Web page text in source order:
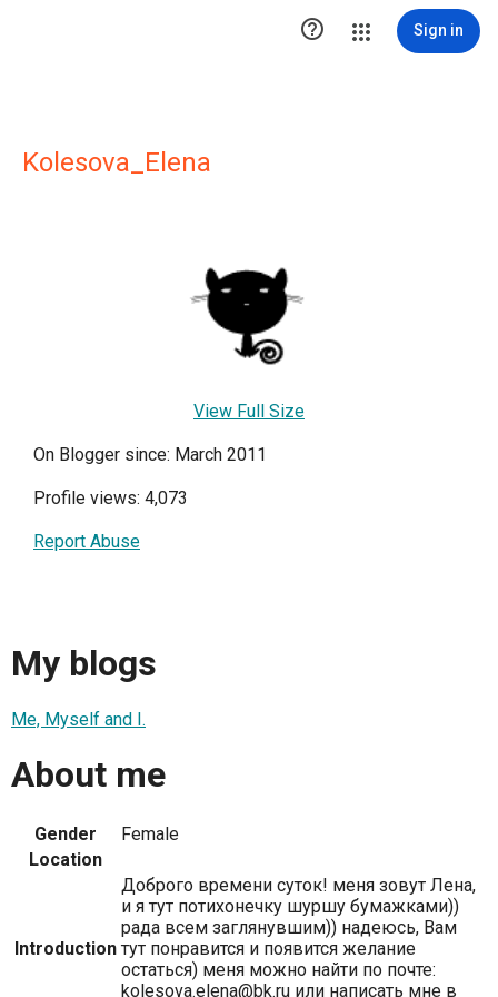
 Sign in
Kolesova_Elena
View Full Size
On Blogger since: March 2011
Profile views: 4,073
Report Abuse
My blogs
Me, Myself and I.
About me
Gender
Female
Location
Introduction
Доброго времени суток! меня зовут Лена,
и я тут потихонечку шуршу бумажками))
рада всем заглянувшим)) надеюсь, Вам
тут понравится и появится желание
остаться) меня можно найти по почте:
kolesova.elena@bk.ru или написать мне в